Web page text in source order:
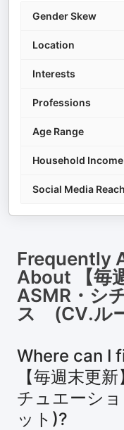
Gender Skew
Location
Interests
Professions
Age Range
Household Income
Social Media Reach
Frequently
About
【
ASMR・シ
ス (CV.ル
Where can I
【毎週末更
チュエーシ
ット)?